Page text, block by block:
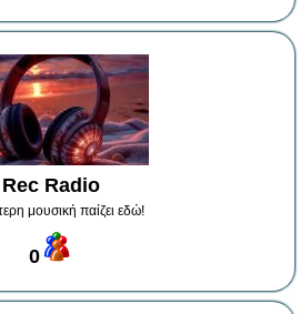
Rec Radio
μουσική παίζει εδώ!
0